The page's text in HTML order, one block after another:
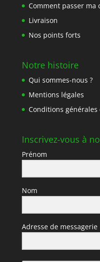
Comment passer ma
Livraison
Nos points forts
Notre histoire
Qui sommes-nous ?
Mentions légales
Conditions générales
Inscrivez-vous à
Prénom
Nom
Adresse de messagerie